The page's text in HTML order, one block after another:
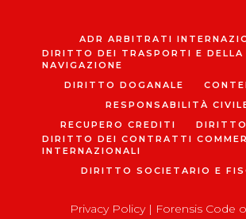
ADR ARBITRATI
DIRITTO DEI TRASPORTI E DELLA
NAVIGAZIONE
DIRITTO DOGANALE
RESPONSABILITÀ
RECUPERO CREDITI
DIRITTO DEI CONTRATTI
INTERNAZIONALI
DIRITTO SOCIETARIO E
Privacy Policy| Forensis Code